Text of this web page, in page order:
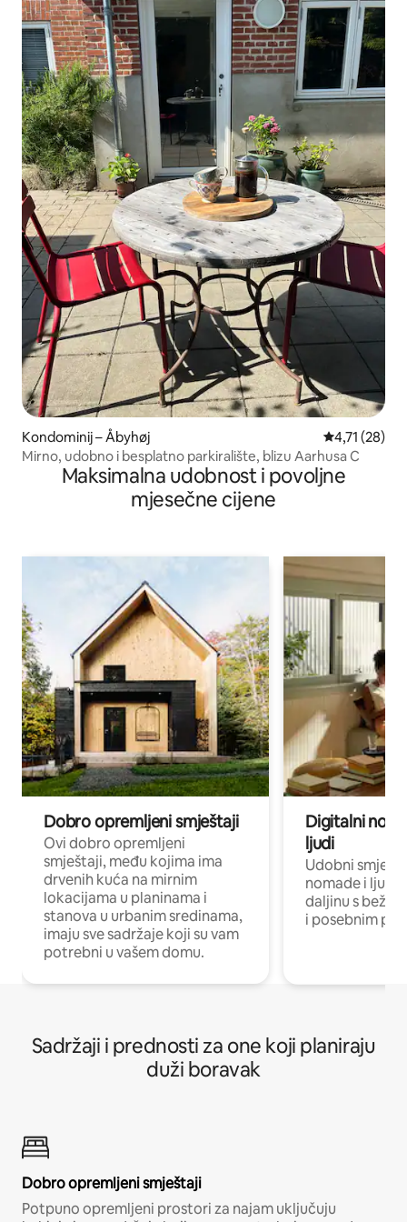
Kondominij – Åbyhøj Prosječna
4,71 (28)
Mirno, udobno i besplatno parkiralište, blizu Aarhusa C
Maksimalna udobnost i povoljne
mjesečne cijene
Dobro opremljeni smještaji
Ovi dobro opremljeni
smještaji, među kojima ima
drvenih kuća na mirnim
lokacijama u planinama i
stanova u urbanim sredinama,
imaju sve sadržaje koji su vam
potrebni u vašem domu.
Digitalni
ljudi
Udobni
nomade i ljude
daljinu s
i posebnim
Sadržaji i prednosti za one koji planiraju
duži boravak
Dobro opremljeni smještaji
Potpuno opremljeni prostori za najam uključuju